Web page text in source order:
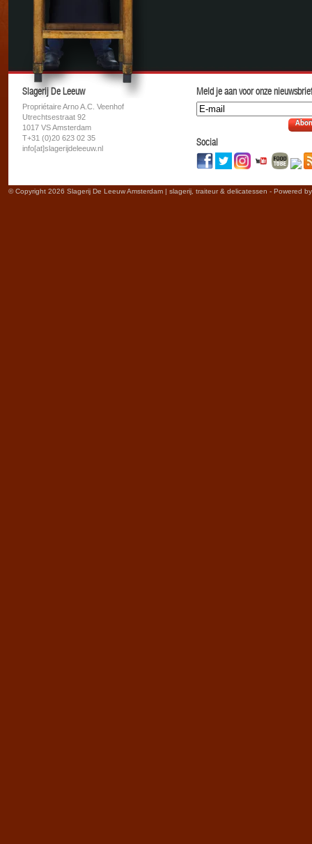
Slagerij De Leeuw
Propriétaire Arno A.C. Veenhof
Utrechtsestraat 92
1017 VS Amsterdam
T+31 (0)20 623 02 35
info[at]slagerijdeleeuw.nl
Meld je aan voor onze
Social
© Copyright 2026 Slagerij De Leeuw Amsterdam | slagerij, traiteur & delicatessen - Powered